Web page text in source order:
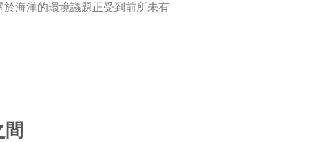
海洋的環境議題正受到前所未有